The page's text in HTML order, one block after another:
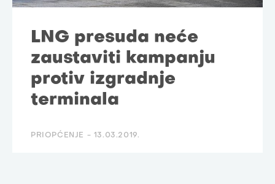
LNG presuda neće
zaustaviti kampanju
protiv izgradnje
terminala
PRIOPĆENJE - 13.03.2019.